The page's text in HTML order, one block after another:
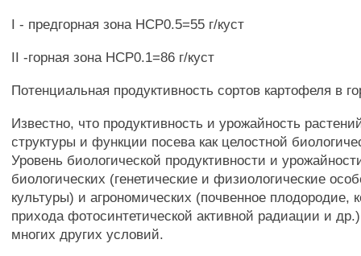
I - предгорная зона НСР0.5=55 г/куст
II -горная зона НСР0.1=86 г/куст
Потенциальная продуктивность сортов картофеля в
Известно, что продуктивность и урожайность
структуры и функции посева как целостной
Уровень биологической продуктивности и
биологических (генетические и физиологические
культуры) и агрономических (почвенное плодородие,
прихода фотосинтетической активной радиации и
многих других условий.